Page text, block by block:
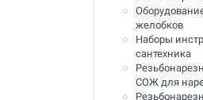
Муфты
для промывки
желобков
Наборы
сантехника
СОЖ для